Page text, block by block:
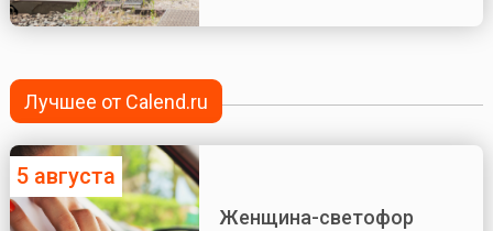
Лучшее от Calend.ru
5 августа
Женщина-светофор